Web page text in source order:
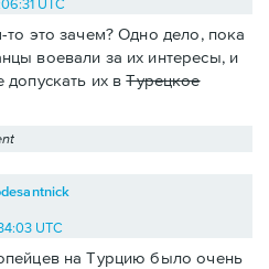
UTC
это зачем? Одно дело, пока
воевали за их интересы, и
допускать их вТурецкое
UTC
на Турцию было очень